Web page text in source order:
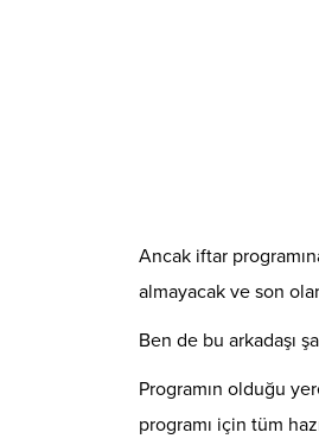
Ancak iftar
almayacak ve son
Ben de bu arkadaşı
Programın olduğu
programı için tüm